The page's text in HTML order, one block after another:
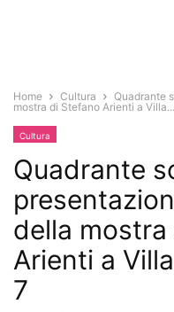
Home Cultura
Quadrante
mostra di Stefano Arienti a Villa...
Cultura
Quadrante
della
Arienti a
7